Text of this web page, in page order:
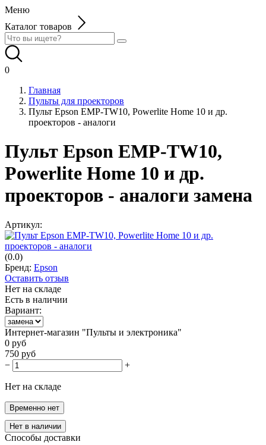
Меню
Каталог товаров
0
Главная
Пульты для проекторов
Пульт Epson EMP-TW10, Powerlite Home 10 и др.
проекторов - аналоги
Пульт Epson EMP-TW10,
Powerlite Home 10 и др.
проекторов - аналоги замена
Артикул:
(0.0)
Бренд: Epson
Оставить отзыв
Нет на складе
Есть в наличии
Вариант:
Интернет-магазин "Пульты и электроника"
0 руб
750 руб
−
+
Нет на складе
Временно нет
Нет в наличии
Способы доставки